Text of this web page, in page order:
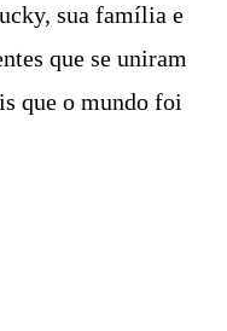
sua família e
que se uniram
que o mundo foi